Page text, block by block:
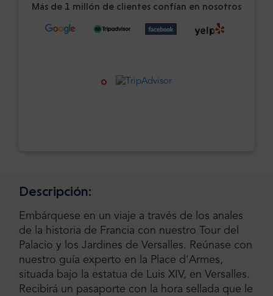
Más de 1 millón de clientes confían en nosotros
Descripción:
Embárquese en un viaje a través de los anales
de la historia de Francia con nuestro Tour del
Palacio y los Jardines de Versalles. Reúnase con
nuestro guía experto en la Place d'Armes,
situada bajo la estatua de Luis XIV, en Versalles.
Recibirá un pasaporte con la hora sellada que le